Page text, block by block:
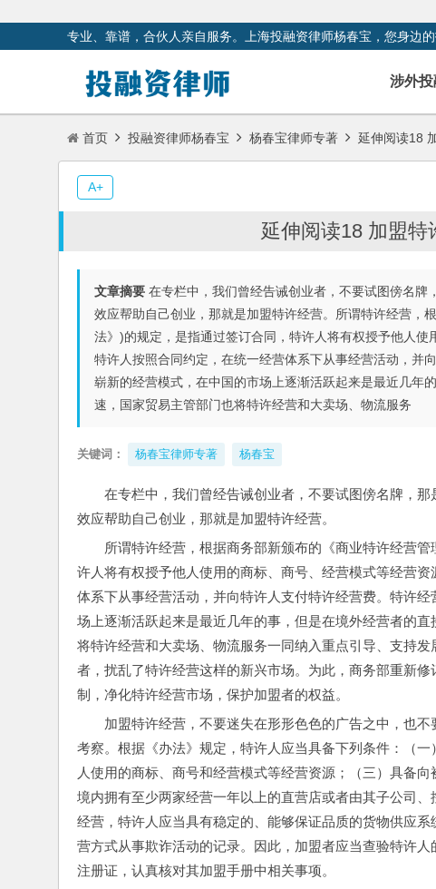
专业、靠谱，合伙人亲自服务。上海投融资律师杨春宝，您身边
涉外
首页 投融资律师杨春宝 杨春宝律师专著 延伸阅读18
延伸阅读18 加盟特
文章摘要 在专栏中，我们曾经告诫创业者，不要试图傍名
效应帮助自己创业，那就是加盟特许经营。所谓特许经营，
法》)的规定，是指通过签订合同，特许人将有权授予他人
特许人按照合同约定，在统一经营体系下从事经营活动，并
崭新的经营模式，在中国的市场上逐渐活跃起来是最近几年
速，国家贸易主管部门也将特许经营和大卖场、物流服务
关键词： 杨春宝律师专著 杨春宝
在专栏中，我们曾经告诫创业者，不要试图傍名牌，
效应帮助自己创业，那就是加盟特许经营。
所谓特许经营，根据商务部新颁布的《商业特许经营
许人将有权授予他人使用的商标、商号、经营模式等经营
体系下从事经营活动，并向特许人支付特许经营费。特许
场上逐渐活跃起来是最近几年的事，但是在境外经营者的
将特许经营和大卖场、物流服务一同纳入重点引导、支持
者，扰乱了特许经营这样的新兴市场。为此，商务部重新
制，净化特许经营市场，保护加盟者的权益。
加盟特许经营，不要迷失在形形色色的广告之中，也
考察。根据《办法》规定，特许人应当具备下列条件：（
人使用的商标、商号和经营模式等经营资源；（三）具备
境内拥有至少两家经营一年以上的直营店或者由其子公司
经营，特许人应当具有稳定的、能够保证品质的货物供应
营方式从事欺诈活动的记录。因此，加盟者应当查验特许
注册证，认真核对其加盟手册中相关事项。
A+